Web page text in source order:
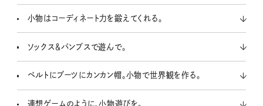
小物はコーディネート力を鍛えてくれる。
ソックス＆パンプスで遊んで。
ベルトにブーツにカンカン帽。小物で世界観を作る。
連想ゲームのように、小物遊びを。